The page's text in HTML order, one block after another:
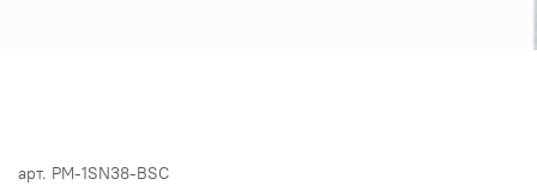
арт. PM-1SN38-BSC